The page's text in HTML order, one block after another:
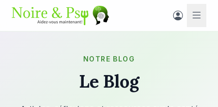
NOTRE BLOG
Le Blog